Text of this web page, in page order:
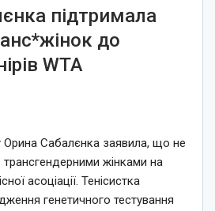
підтримала
до
WTA
Орина Сабалєнка заявила, що не
трансгендерними жінками на
асоціації. Тенісистка
генетичного тестування